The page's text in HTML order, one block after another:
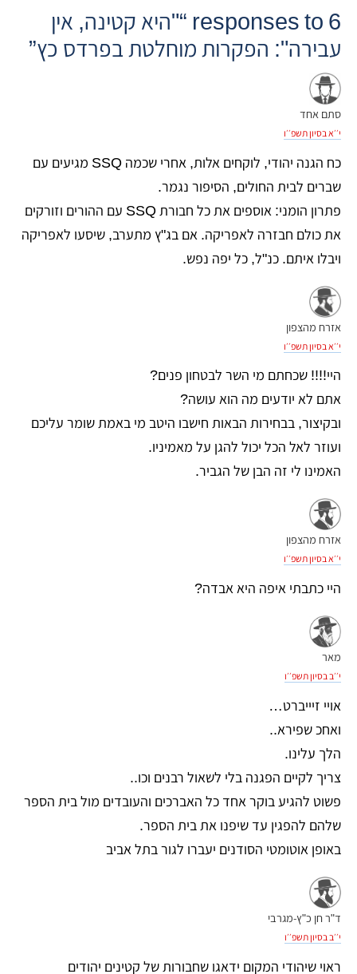
6 responses to “"היא קטינה, אין
עבירה": הפקרות מוחלטת בפרדס כץ”
סתם אחד
י׳׳א בסיון תשפ׳׳ו
כח הגנה יהודי, לוקחים אלות, אחרי שכמה SSQ מגיעים עם
שברים לבית החולים, הסיפור נגמר.
פתרון הומני: אוספים את כל חבורת SSQ עם ההורים וזורקים
את כולם חבזרה לאפריקה. אם בג"ץ מתערב, שיסעו לאפריקה
ויבלו איתם. כנ"ל, כל יפה נפש.
אזרח מהצפון
י׳׳א בסיון תשפ׳׳ו
היי!!!! שכחתם מי השר לבטחון פנים?
אתם לא יודעים מה הוא עושה?
ובקיצור, בבחירות הבאות חישבו היטב מי באמת שומר עליכם
ועוזר לאל הכל יכול להגן על מאמיניו.
האמינו לי זה הבן של הגביר.
אזרח מהצפון
י׳׳א בסיון תשפ׳׳ו
היי כתבתי איפה היא אבדה?
מאר
י׳׳ב בסיון תשפ׳׳ו
אויי זיייברט…
ואחכ שפירא..
הלך עלינו.
צריך לקיים הפגנה בלי לשאול רבנים וכו..
פשוט להגיע בוקר אחד כל האברכים והעובדים מול בית הספר
שלהם להפגין עד שיפנו את בית הספר.
באופן אוטומטי הסודנים יעברו לגור בתל אביב
ד"ר חן כ"ץ-מגרבי
י׳׳ב בסיון תשפ׳׳ו
ראוי שיהודי המקום ידאגו שחבורות של קטינים יהודים